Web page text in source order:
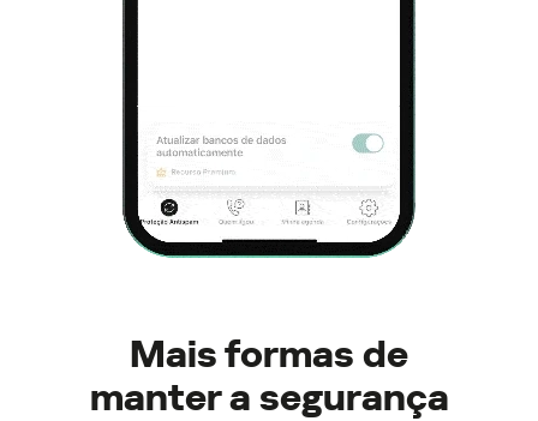
Mais formas de
manter a segurança